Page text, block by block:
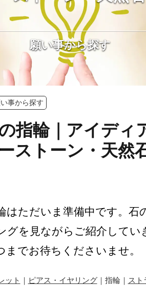
願い事から探す
事から探す
指輪｜アイディ
ストーン・天然
はただいま準備中です。石
グを見ながらご紹介してい
までお待ちくださいませ。
ット ｜ ピアス・イヤリング｜指輪｜ スト